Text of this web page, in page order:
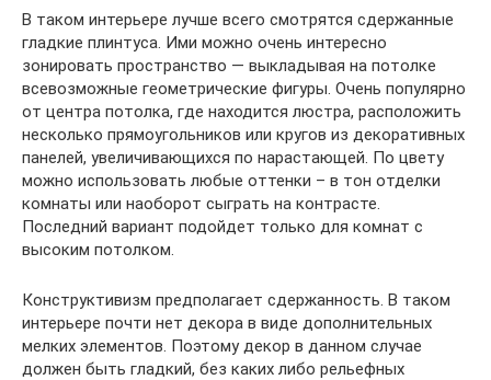
В таком интерьере лучше всего смотрятся сдержанные
гладкие плинтуса. Ими можно очень интересно
зонировать пространство — выкладывая на потолке
всевозможные геометрические фигуры. Очень популярно
от центра потолка, где находится люстра, расположить
несколько прямоугольников или кругов из декоративных
панелей, увеличивающихся по нарастающей. По цвету
можно использовать любые оттенки – в тон отделки
комнаты или наоборот сыграть на контрасте.
Последний вариант подойдет только для комнат с
высоким потолком.
Конструктивизм предполагает сдержанность. В таком
интерьере почти нет декора в виде дополнительных
мелких элементов. Поэтому декор в данном случае
должен быть гладкий, без каких либо рельефных